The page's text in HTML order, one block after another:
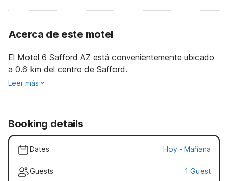
Acerca de este motel
El Motel 6 Safford AZ está convenientemente ubicado
a 0.6 km del centro de Safford.
Leer más
Booking details
Dates Hoy - Mañana
Guests 1 Guest